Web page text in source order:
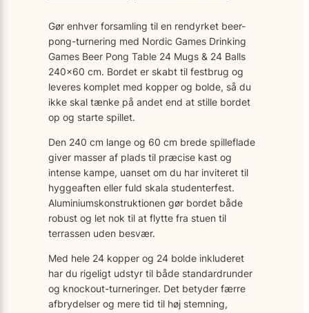
Gør enhver forsamling til en rendyrket beer-
pong-turnering med Nordic Games Drinking
Games Beer Pong Table 24 Mugs & 24 Balls
240×60 cm. Bordet er skabt til festbrug og
leveres komplet med kopper og bolde, så du
ikke skal tænke på andet end at stille bordet
op og starte spillet.
Den 240 cm lange og 60 cm brede spilleflade
giver masser af plads til præcise kast og
intense kampe, uanset om du har inviteret til
hyggeaften eller fuld skala studenterfest.
Aluminiumskonstruktionen gør bordet både
robust og let nok til at flytte fra stuen til
terrassen uden besvær.
Med hele 24 kopper og 24 bolde inkluderet
har du rigeligt udstyr til både standardrunder
og knockout-turneringer. Det betyder færre
afbrydelser og mere tid til høj stemning,